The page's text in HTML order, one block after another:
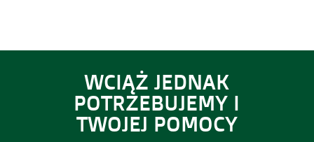
WCIĄŻ JEDNAK
POTRZEBUJEMY I
TWOJEJ POMOCY